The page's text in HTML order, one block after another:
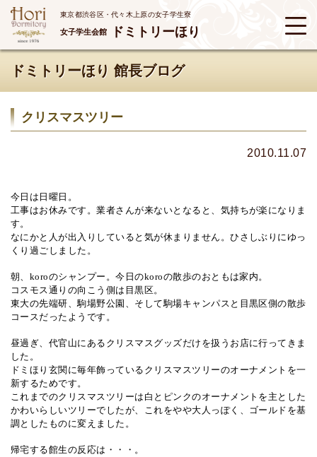
東京都渋谷区・代々木上原の女子学生寮
女子学生会館 ドミトリーほり
ドミトリーほり 館長ブログ
クリスマスツリー
2010.11.07
今日は日曜日。
工事はお休みです。業者さんが来ないとなると、気持ちが楽になりま
す。
なにかと人が出入りしていると気が休まりません。ひさしぶりにゆっ
くり過ごしました。
朝、 koroのシャンプー。今日のkoroの散歩のおともは家内。
コスモス通りの向こう側は目黒区。
東大の先端研、駒場野公園、そして駒場キャンパスと目黒区側の散歩
コースだったようです。
昼過ぎ、代官山にあるクリスマスグッズだけを扱うお店に行ってきま
した。
ドミほり玄関に毎年飾っているクリスマスツリーのオーナメントを一
新するためです。
これまでのクリスマスツリーは白とピンクのオーナメントを主とした
かわいらしいツリーでしたが、これをやや大人っぽく、ゴールドを基
調としたものに変えました。
帰宅する館生の反応は・・・。